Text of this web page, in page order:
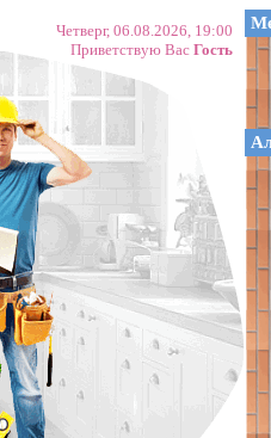
Четверг, 06.08.2026, 19:00
Приветствую Вас Гость